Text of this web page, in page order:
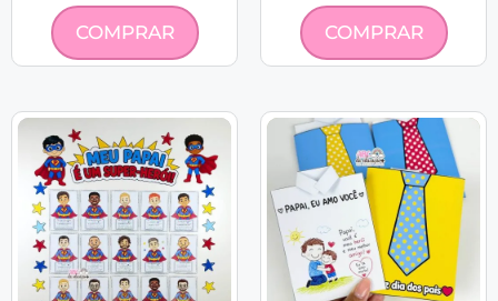
COMPRAR COMPRAR